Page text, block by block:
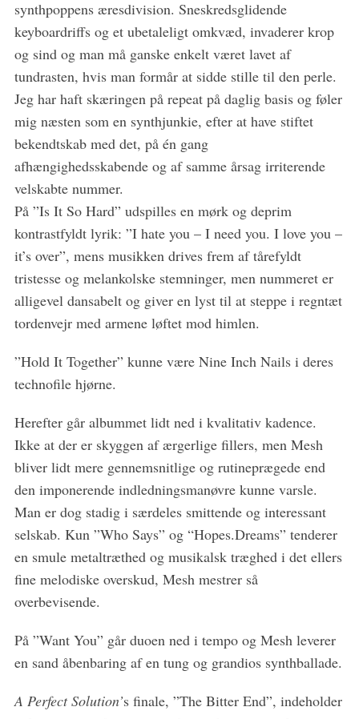
synthpoppens æresdivision. Sneskredsglidende
keyboardriffs og et ubetaleligt omkvæd, invaderer krop
og sind og man må ganske enkelt været lavet af
tundrasten, hvis man formår at sidde stille til den perle.
Jeg har haft skæringen på repeat på daglig basis og føler
mig næsten som en synthjunkie, efter at have stiftet
bekendtskab med det, på én gang
afhængighedsskabende og af samme årsag irriterende
velskabte nummer.
På ”Is It So Hard” udspilles en mørk og deprim
kontrastfyldt lyrik: ”I hate you – I need you. I love you –
it’s over”, mens musikken drives frem af tårefyldt
tristesse og melankolske stemninger, men nummeret er
alligevel dansabelt og giver en lyst til at steppe i regntæt
tordenvejr med armene løftet mod himlen.
”Hold It Together” kunne være Nine Inch Nails i deres
technofile hjørne.
Herefter går albummet lidt ned i kvalitativ kadence.
Ikke at der er skyggen af ærgerlige fillers, men Mesh
bliver lidt mere gennemsnitlige og rutineprægede end
den imponerende indledningsmanøvre kunne varsle.
Man er dog stadig i særdeles smittende og interessant
selskab. Kun ”Who Says” og “Hopes.Dreams” tenderer
en smule metaltræthed og musikalsk træghed i det ellers
fine melodiske overskud, Mesh mestrer så
overbevisende.
På ”Want You” går duoen ned i tempo og Mesh leverer
en sand åbenbaring af en tung og grandios synthballade.
A Perfect Solution’s finale, ”The Bitter End”, indeholder